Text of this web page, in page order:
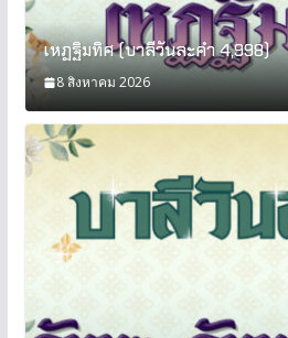
เหฏฐิมทิศ (บาลีวันละคำ 4,998)
8 สิงหาคม 2026